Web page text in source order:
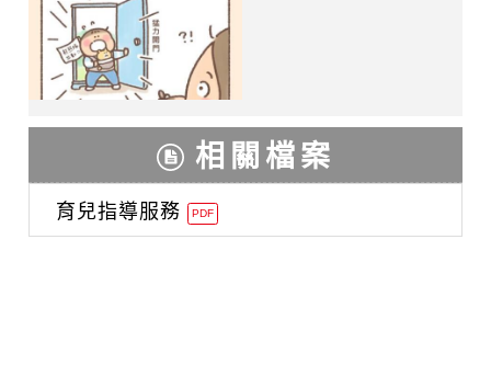
相關檔案
育兒指導服務 PDF